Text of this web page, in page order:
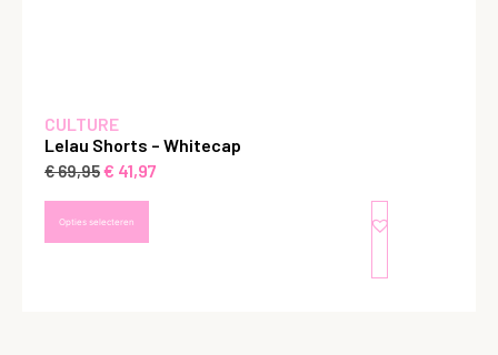
CULTURE
Lelau Shorts – Whitecap
€69,95€ 41,97
Opties selecteren